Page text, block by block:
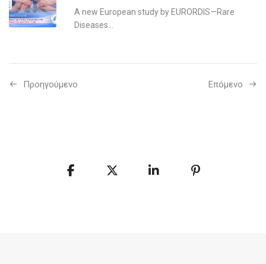
A new European study by EURORDIS—Rare
Diseases...
Προηγούμενo Επόμενο